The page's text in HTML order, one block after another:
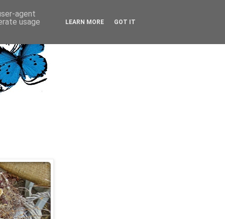
agent
usage
LEARN MORE GOT IT